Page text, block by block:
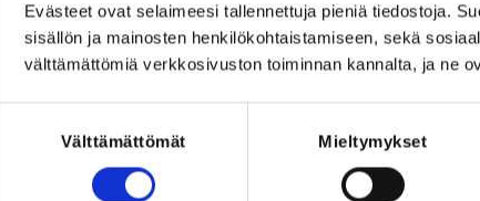
Evästeet ovat selaimeesi tallennettuja pieniä tiedostoja.
sisällön ja mainosten henkilökohtaistamiseen, sekä
välttämättömiä verkkosivuston toiminnan kannalta, ja ne
Välttämättömät Mieltymykset
Vuoden 2023 voimassa oleva Suomen tankotanssiliiton
ADDITIONAL INFORMATION
info@tankotanssi.fi
Tuomaripalaute kilpailukoreografiasta 2023